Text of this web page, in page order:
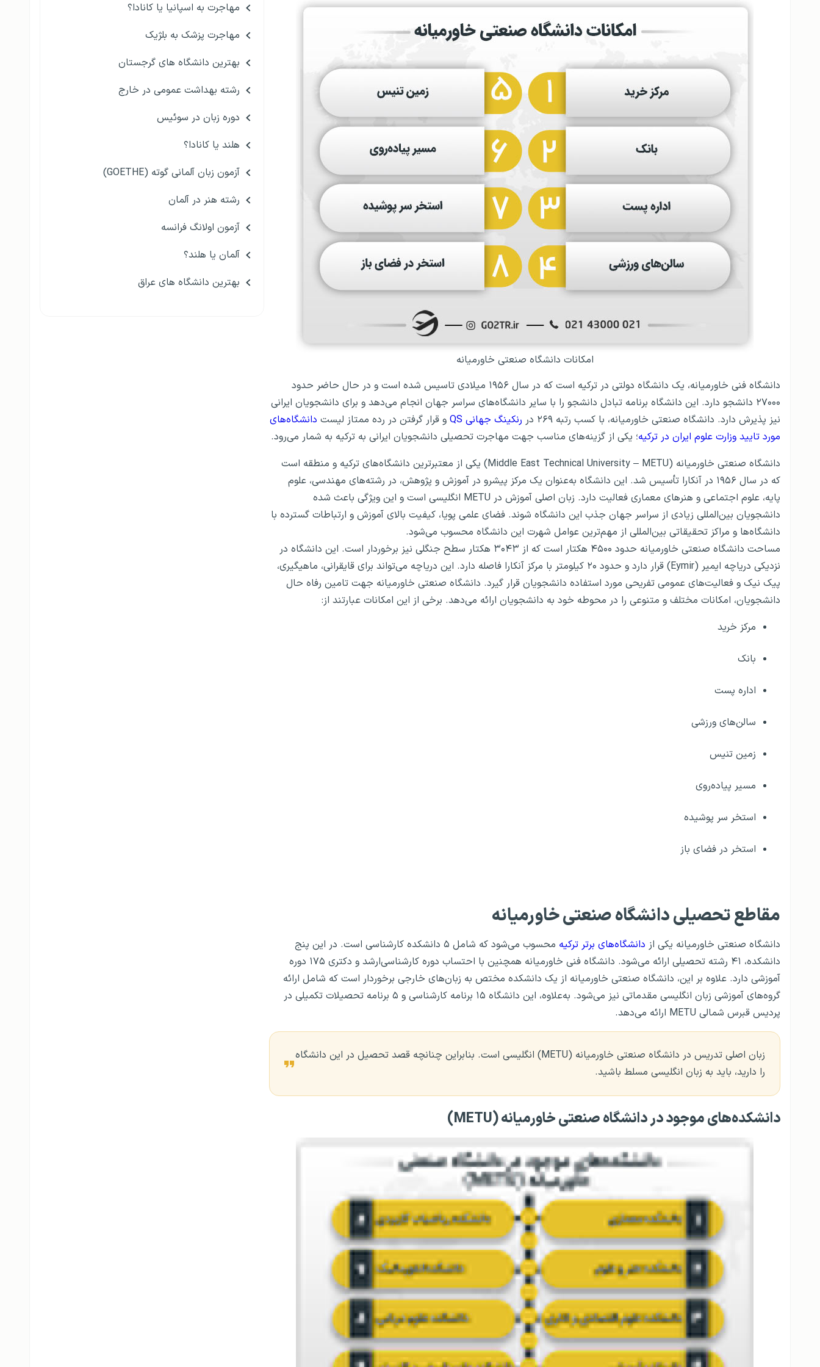
امکانات دانشگاه صنعتی خاورمیانه
دانشگاه فنی خاورمیانه، یک دانشگاه دولتی در ترکیه است که در سال ۱۹۵۶ میلادی تاسیس شده است و در حال حاضر حدود
۲۷۰۰۰ دانشجو دارد. این دانشگاه برنامه تبادل دانشجو را با سایر دانشگاه‌های سراسر جهان انجام می‌دهد و برای دانشجویان ایرانی
نیز پذیرش دارد. دانشگاه صنعتی خاورمیانه، با کسب رتبه ۲۶۹ در
رنکینگ جهانی QS و قرار گرفتن در رده ممتاز لیست دانشگاه‌های
مورد تایید وزارت علوم ایران در ترکیه؛ یکی از گزینه‌های مناسب جهت مهاجرت تحصیلی دانشجویان ایرانی به ترکیه به شمار می‌رود.
دانشگاه صنعتی خاورمیانه (Middle East Technical University – METU) یکی از معتبرترین دانشگاه‌های ترکیه و منطقه است
که در سال ۱۹۵۶ در آنکارا تأسیس شد. این دانشگاه به‌عنوان یک مرکز پیشرو در آموزش و پژوهش، در رشته‌های مهندسی، علوم
پایه، علوم اجتماعی و هنرهای معماری فعالیت دارد. زبان اصلی آموزش در METU انگلیسی است و این ویژگی باعث شده
دانشجویان بین‌المللی زیادی از سراسر جهان جذب این دانشگاه شوند. فضای علمی پویا، کیفیت بالای آموزش و ارتباطات گسترده با
دانشگاه‌ها و مراکز تحقیقاتی بین‌المللی از مهم‌ترین عوامل شهرت این دانشگاه محسوب می‌شود.
مساحت دانشگاه صنعتی خاورمیانه حدود ۴۵۰۰ هکتار است که از ۳۰۴۳ هکتار سطح جنگلی نیز برخوردار است. این دانشگاه در
نزدیکی دریاچه ایمیر (Eymir) قرار دارد و حدود ۲۰ کیلومتر با مرکز آنکارا فاصله دارد. این دریاچه می‌تواند برای قایقرانی، ماهیگیری،
پیک نیک و فعالیت‌های عمومی تفریحی مورد استفاده دانشجویان قرار گیرد. دانشگاه صنعتی خاورمیانه جهت تامین رفاه حال
دانشجویان، امکانات مختلف و متنوعی را در محوطه خود به دانشجویان ارائه می‌دهد. برخی از این امکانات عبارتند از:
مرکز خرید
بانک
اداره پست
سالن‌های ورزشی
زمین تنیس
مسیر پیاده‌روی
استخر سر پوشیده
استخر در فضای باز
مقاطع تحصیلی دانشگاه صنعتی خاورمیانه‌
دانشگاه صنعتی خاورمیانه یکی از دانشگاه‌های برتر ترکیه
محسوب می‌شود که شامل ۵ دانشکده کارشناسی است. در این پنج
دانشکده، ۴۱ رشته تحصیلی ارائه می‌شود. دانشگاه فنی خاورمیانه همچنین با احتساب دوره کارشناسی‌ارشد و دکتری ۱۷۵ دوره
آموزشی دارد. علاوه بر این، دانشگاه صنعتی خاورمیانه از یک دانشکده مختص به زبان‌های خارجی برخوردار است که شامل ارائه
گروه‌های آموزشی زبان انگلیسی مقدماتی نیز می‌شود. به‌علاوه، این دانشگاه ۱۵ برنامه کارشناسی و ۵ برنامه تحصیلات تکمیلی در
پردیس قبرس شمالی METU ارائه می‌دهد.
زبان اصلی تدریس در دانشگاه صنعتی خاورمیانه (METU) انگلیسی است. بنابراین چنانچه قصد تحصیل در این دانشگاه
را دارید، باید به زبان انگلیسی مسلط باشید.
دانشکده‌های موجود در دانشگاه صنعتی خاورمیانه (METU)
مهاجرت به اسپانیا یا کانادا؟
مهاجرت پزشک به بلژیک
بهترین دانشگاه های گرجستان
رشته بهداشت عمومی در خارج
دوره زبان در سوئیس
هلند یا کانادا؟
آزمون زبان آلمانی گوته (GOETHE)
رشته هنر در آلمان
آزمون اولانگ فرانسه
آلمان یا هلند؟
بهترین دانشگاه های عراق